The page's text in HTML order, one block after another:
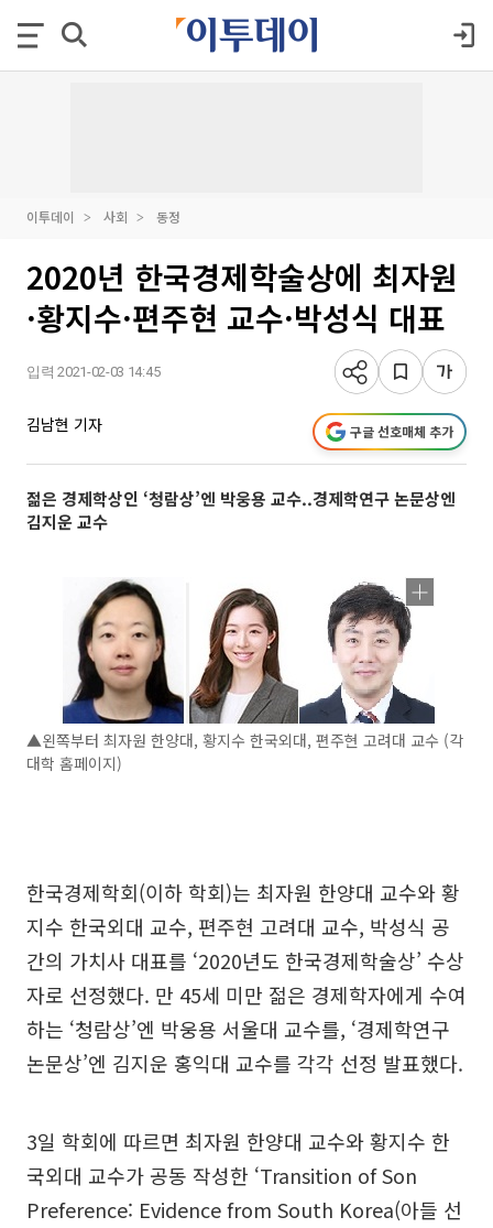
이투데이 사회 동정
2020년 한국경제학술상에 최자원
·황지수·편주현 교수·박성식 대표
입력 2021-02-03 14:45
김남현 기자 구글 선호매체 추가
젊은 경제학상인 ‘청람상’엔 박웅용 교수..경제학연구 논문상엔
김지운 교수
▲왼쪽부터 최자원 한양대, 황지수 한국외대, 편주현 고려대 교수 (각
대학 홈페이지)
한국경제학회(이하 학회)는 최자원 한양대 교수와 황
지수 한국외대 교수, 편주현 고려대 교수, 박성식 공
간의 가치사 대표를 ‘2020년도 한국경제학술상’ 수상
자로 선정했다. 만 45세 미만 젊은 경제학자에게 수여
하는 ‘청람상’엔 박웅용 서울대 교수를, ‘경제학연구
논문상’엔 김지운 홍익대 교수를 각각 선정 발표했다.
3일 학회에 따르면 최자원 한양대 교수와 황지수 한
국외대 교수가 공동 작성한 ‘Transition of Son
Preference: Evidence from South Korea(아들 선